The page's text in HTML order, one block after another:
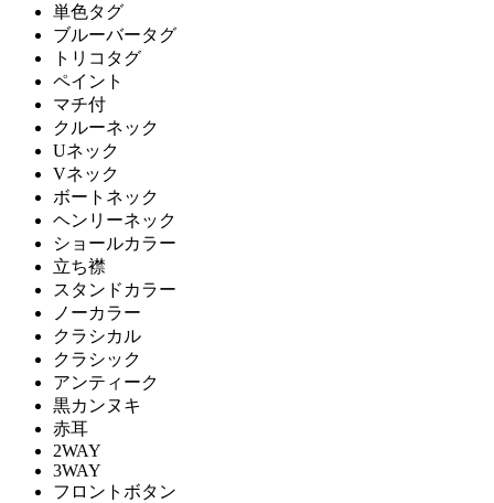
単色タグ
ブルーバータグ
トリコタグ
ペイント
マチ付
クルーネック
Uネック
Vネック
ボートネック
ヘンリーネック
ショールカラー
立ち襟
スタンドカラー
ノーカラー
クラシカル
クラシック
アンティーク
黒カンヌキ
赤耳
2WAY
3WAY
フロントボタン